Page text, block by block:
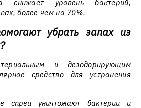
снижает уровень бактерий,
более чем на 70%.
убрать запах из
и дезодорирующим
средство для устранения
спреи уничтожают бактерии и